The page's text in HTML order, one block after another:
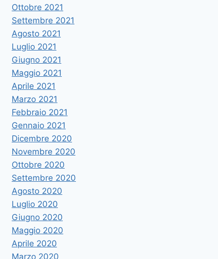
Ottobre 2021
Settembre 2021
Agosto 2021
Luglio 2021
Giugno 2021
Maggio 2021
Aprile 2021
Marzo 2021
Febbraio 2021
Gennaio 2021
Dicembre 2020
Novembre 2020
Ottobre 2020
Settembre 2020
Agosto 2020
Luglio 2020
Giugno 2020
Maggio 2020
Aprile 2020
Marzo 2020